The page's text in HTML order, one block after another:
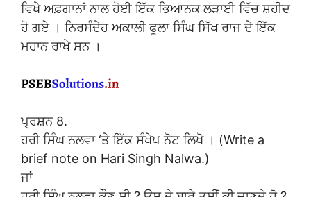
ਵਿਖੇ ਅਫ਼ਗਾਨਾਂ ਨਾਲ ਹੋਈ ਇੱਕ ਭਿਆਨਕ ਲੜਾਈ ਵਿੱਚ ਸ਼ਹੀਦ
ਹੋ ਗਏ । ਨਿਰਸੰਦੇਹ ਅਕਾਲੀ ਫੂਲਾ ਸਿੰਘ ਸਿੱਖ ਰਾਜ ਦੇ ਇੱਕ
ਮਹਾਨ ਰਾਖੇ ਸਨ ।
ਪ੍ਰਸ਼ਨ 8.
ਹਰੀ ਸਿੰਘ ਨਲਵਾ ‘ਤੇ ਇੱਕ ਸੰਖੇਪ ਨੋਟ ਲਿਖੋ । (Write a
brief note on Hari Singh Nalwa.)
ਜਾਂ